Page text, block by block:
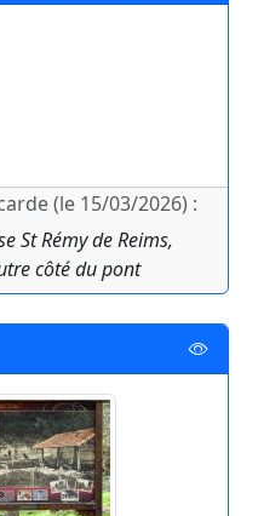
(le 15/03/2026) :
St Rémy de Reims,
côté du pont